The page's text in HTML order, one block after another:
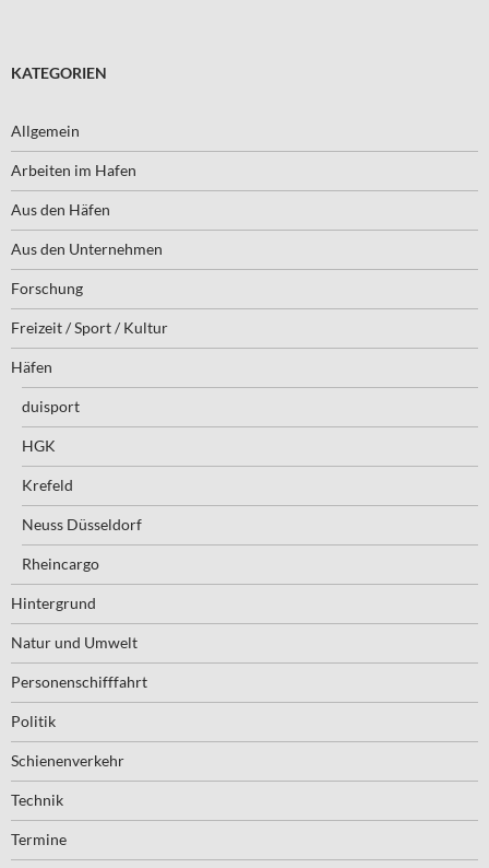
KATEGORIEN
Allgemein
Arbeiten im Hafen
Aus den Häfen
Aus den Unternehmen
Forschung
Freizeit / Sport / Kultur
Häfen
duisport
HGK
Krefeld
Neuss Düsseldorf
Rheincargo
Hintergrund
Natur und Umwelt
Personenschifffahrt
Politik
Schienenverkehr
Technik
Termine